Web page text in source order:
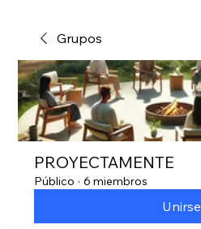
Grupos
PROYECTAMENTE
Público · 6 miembros
Unirse